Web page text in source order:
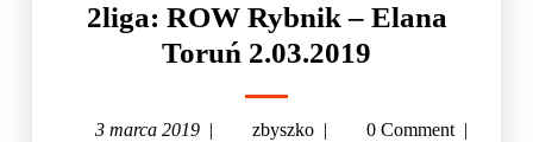
2liga: ROW Rybnik – Elana
Toruń 2.03.2019
3 marca 2019 | zbyszko | 0 Comment |